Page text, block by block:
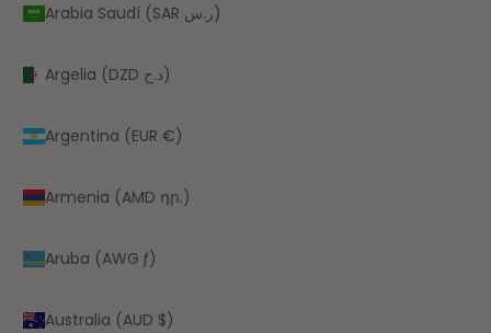
Arabia Saudí (SAR ر.س)
Argelia (DZD د.ج)
Argentina (EUR €)
Armenia (AMD դր.)
Aruba (AWG ƒ)
Australia (AUD $)